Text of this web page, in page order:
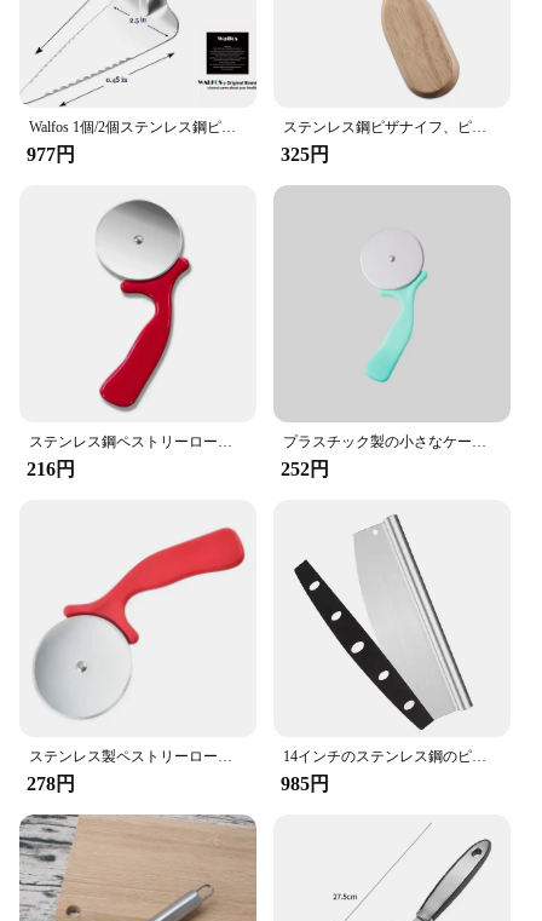
977円
ステンレス鋼ピザナイフ、ピザスライサー、チーズケーキ用キッチンガジェット、パンパイ、ワッフル耐熱皿、キッチンツール
325円
216円 252円
278円
14インチのステンレス鋼のピザカッター,スライサー,カバー付き,キッチン用,ピザ用アクセサリー
985円